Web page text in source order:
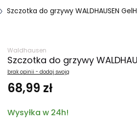
Szczotka do grzywy WALDHAUSEN
Waldhausen
Szczotka do grzywy
brak opinii - dodaj swoją
68,99 zł
Wysyłka w 24h!